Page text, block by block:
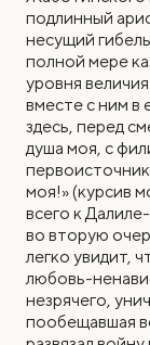
подлинный
несущий
полной мере
уровня
вместе с ним
здесь, перед
душа моя, с
моя!» (курсив
всего к
во вторую
легко увидит,
любовь-
незрячего,
пообещавшая